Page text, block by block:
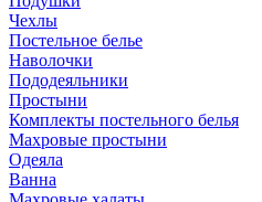
Чехлы
Постельное белье
Наволочки
Пододеяльники
Простыни
Комплекты постельного белья
Махровые простыни
Одеяла
Ванна